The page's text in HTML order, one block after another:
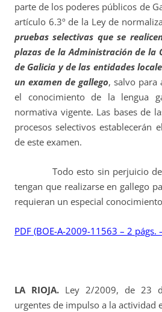
parte de los poderes públicos de
artículo 6.3º de la Ley de
pruebas selectivas que se
plazas de la Administración de la
de Galicia y de las entidades
un examen de gallego, salvo para
el conocimiento de la lengua
normativa vigente. Las bases de
procesos selectivos establecerán
de este examen.
Todo esto sin perjuicio de
tengan que realizarse en gallego
requieran un especial
PDF (BOE-A-2009-11563 – 2 págs.
LA RIOJA. Ley 2/2009, de 23
urgentes de impulso a la actividad